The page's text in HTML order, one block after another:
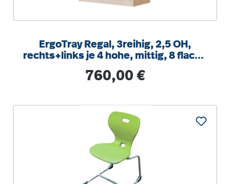
ErgoTray Regal, 3reihig, 2,5 OH,
rechts+links je 4 hohe, mittig, 8 flache
Regulärer Preis:
760,00 €